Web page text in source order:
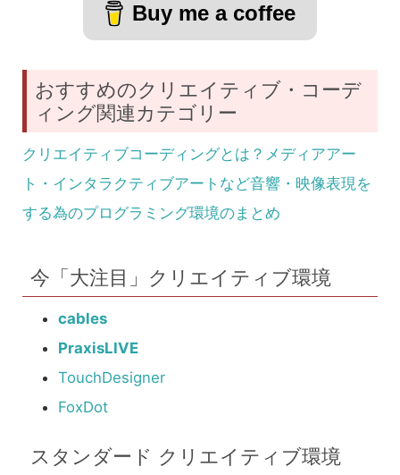
Buy me a coffee
おすすめのクリエイティブ・コーデ
ィング関連カテゴリー
クリエイティブコーディングとは？メディアアー
ト・インタラクティブアートなど音響・映像表現を
する為のプログラミング環境のまとめ
今「大注目」クリエイティブ環境
cables
PraxisLIVE
TouchDesigner
FoxDot
スタンダード クリエイティブ環境